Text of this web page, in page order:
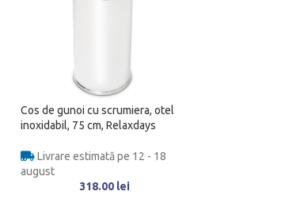
Cos de gunoi cu scrumiera, otel
inoxidabil, 75 cm, Relaxdays
Livrare estimată pe 12 - 18
august
318.00 lei